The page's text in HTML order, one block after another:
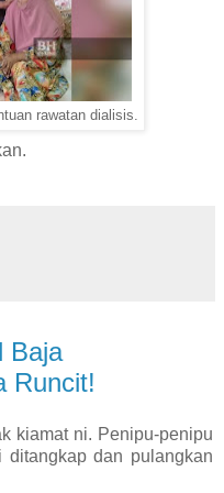
rawatan dialisis.
Baja
Runcit!
kiamat ni. Penipu-penipu
dan pulangkan